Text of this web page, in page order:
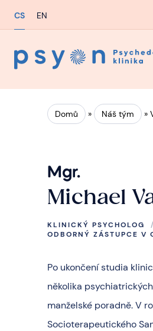
CS EN
Domů » Náš tým »
Mgr.
Michael
KLINICKÝ PSYCHOLOG /
ODBORNÝ ZÁSTUPCE V
Po ukončení studia
několika
manželské poradně. V
Socioterapeutického